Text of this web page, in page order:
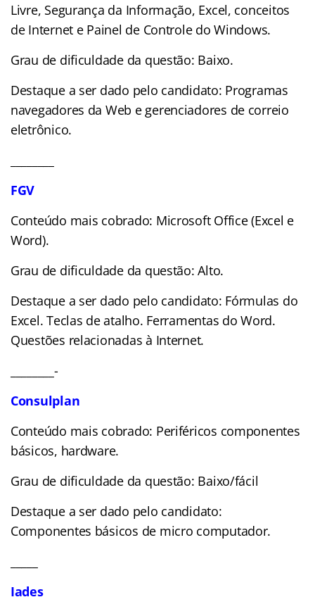
Livre, Segurança da Informação, Excel, conceitos
de Internet e Painel de Controle do Windows.
Grau de dificuldade da questão: Baixo.
Destaque a ser dado pelo candidato: Programas
navegadores da Web e gerenciadores de correio
eletrônico.
FGV
Conteúdo mais cobrado: Microsoft Office (Excel e
Word).
Grau de dificuldade da questão: Alto.
Destaque a ser dado pelo candidato: Fórmulas do
Excel. Teclas de atalho. Ferramentas do Word.
Questões relacionadas à Internet.
________-
Consulplan
Conteúdo mais cobrado: Periféricos componentes
básicos, hardware.
Grau de dificuldade da questão: Baixo/fácil
Destaque a ser dado pelo candidato:
Componentes básicos de micro computador.
Iades